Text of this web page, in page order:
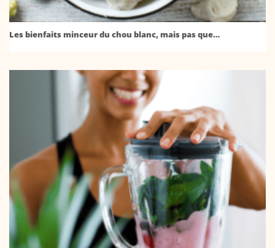
Les bienfaits minceur du chou blanc, mais pas que…